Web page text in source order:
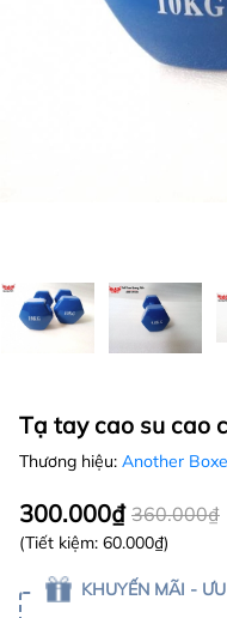
Tạ tay cao su cao
Thương hiệu: Another
300.000₫ 360.000₫
(Tiết kiệm: 60.000₫)
KHUYẾN MÃI -